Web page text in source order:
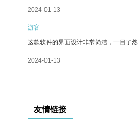
2024-01-13
游客
这款软件的界面设计非常简洁，一目了然
2024-01-13
友情链接